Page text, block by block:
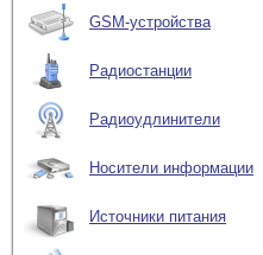
GSM-устройства
Радиостанции
Радиоудлинители
Носители информации
Источники питания